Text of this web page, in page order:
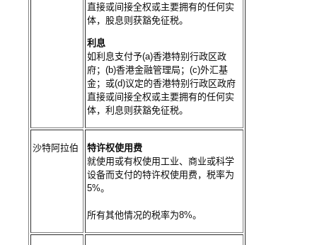
直接或间接全权或主要拥有的任何实
体，股息则获豁免征税。
利息
如利息支付予(a)香港特别行政区政
府；(b)香港金融管理局；(c)外汇基
金；或(d)议定的香港特别行政区政府
直接或间接全权或主要拥有的任何实
体，利息则获豁免征税。
沙特阿拉伯
特许权使用费
就使用或有权使用工业、商业或科学
设备而支付的特许权使用费，税率为
5%。
所有其他情况的税率为8%。